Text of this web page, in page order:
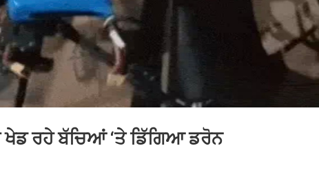
ਖੇਡ ਰਹੇ ਬੱਚਿਆਂ ‘ਤੇ ਡਿੱਗਿਆ ਡਰੋਨ